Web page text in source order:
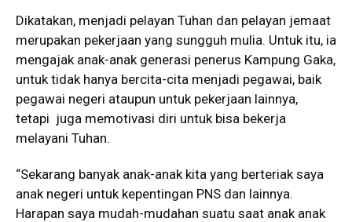
Dikatakan, menjadi pelayan Tuhan dan pelayan jemaat
merupakan pekerjaan yang sungguh mulia. Untuk itu, ia
mengajak anak-anak generasi penerus Kampung Gaka,
untuk tidak hanya bercita-cita menjadi pegawai, baik
pegawai negeri ataupun untuk pekerjaan lainnya,
tetapi juga memotivasi diri untuk bisa bekerja
melayani Tuhan.
“Sekarang banyak anak-anak kita yang berteriak saya
anak negeri untuk kepentingan PNS dan lainnya.
Harapan saya mudah-mudahan suatu saat anak anak